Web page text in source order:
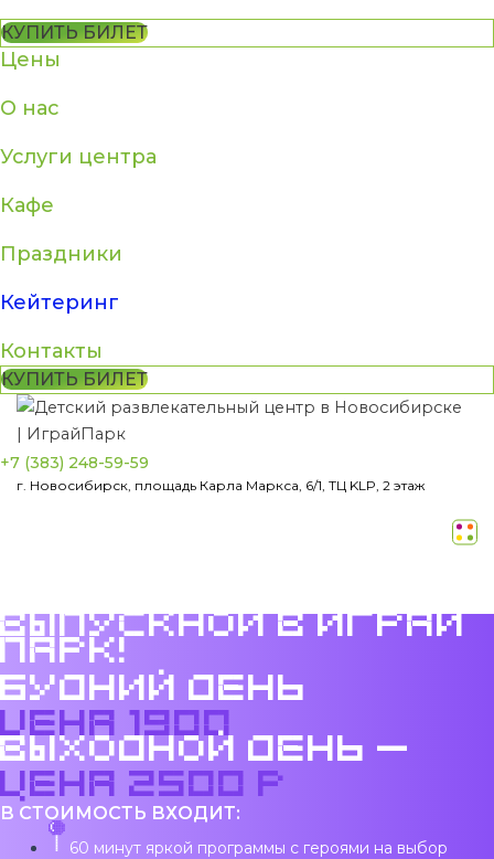
КУПИТЬ БИЛЕТ
Цены
О нас
Услуги центра
Кафе
Праздники
Кейтеринг
Контакты
КУПИТЬ БИЛЕТ
+7 (383) 248-59-59
г. Новосибирск, площадь Карла Маркса, 6/1, ТЦ KLP, 2 этаж
ВЫПУСКНОЙ В ИГРАЙ
ПАРК!
БУДНИЙ ДЕНЬ
ЦЕНА 1900
выходной день —
цена 2500 р
В СТОИМОСТЬ ВХОДИТ:
60 минут яркой программы с героями на выбор